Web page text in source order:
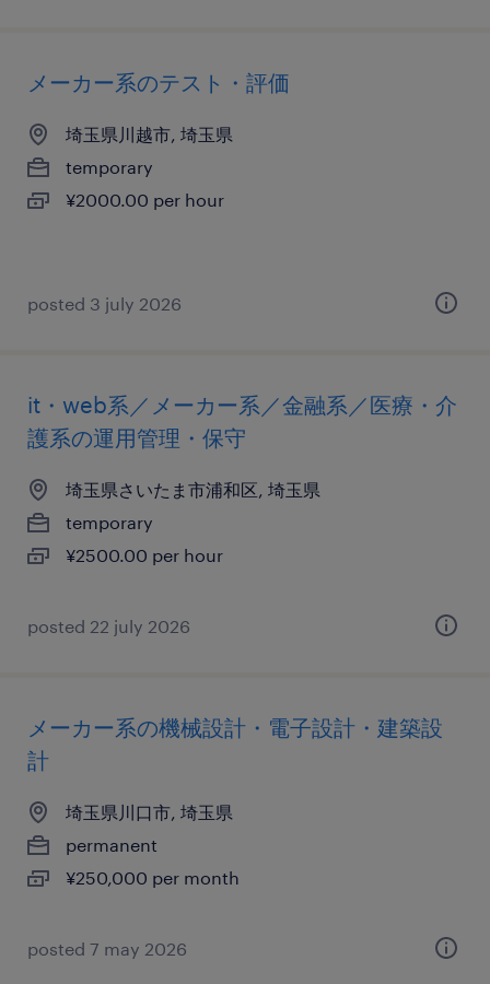
メーカー系のテスト・評価
埼玉県川越市, 埼玉県
temporary
¥2000.00 per hour
posted 3 july 2026
it・web系／メーカー系／金融系／医療・介
護系の運用管理・保守
埼玉県さいたま市浦和区, 埼玉県
temporary
¥2500.00 per hour
posted 22 july 2026
メーカー系の機械設計・電子設計・建築設
計
埼玉県川口市, 埼玉県
permanent
¥250,000 per month
posted 7 may 2026